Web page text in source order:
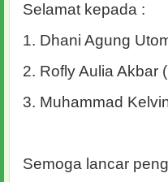
Selamat kepada :
1. Dhani Agung
2. Rofly Aulia Akbar
3. Muhammad
Semoga lancar